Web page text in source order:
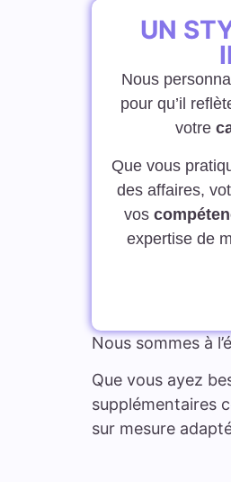
UN
Nous
pour qu’il
votre
Que vous
des affaires,
vos
expertise de
Nous sommes à
Que vous ayez
supplémentaires
sur mesure